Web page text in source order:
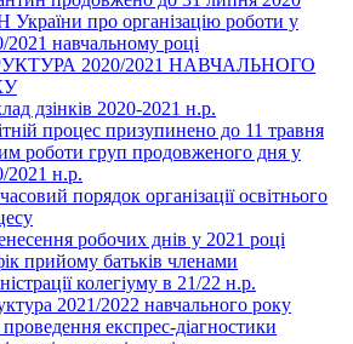
про організацію роботи у
2021 навчальному році
2020/2021 НАВЧАЛЬНОГО
дзінків 2020-2021 н.р.
процес призупинено до 11 травня
роботи груп продовженого дня у
2021 н.р.
порядок організації освітнього
робочих днів у 2021 році
прийому батьків членами
колегіуму в 21/22 н.р.
2021/2022 навчального року
експрес-діагностики